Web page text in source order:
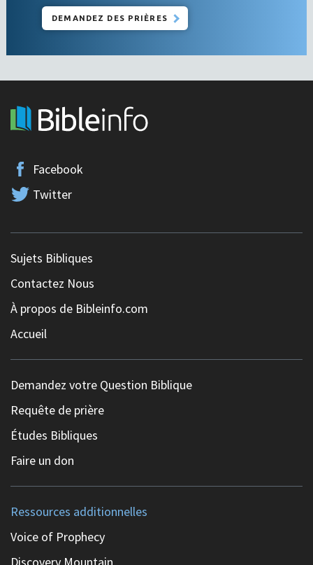
DEMANDEZ DES PRIÈRES
Facebook
Twitter
Sujets Bibliques
Contactez Nous
À propos de Bibleinfo.com
Accueil
Demandez votre Question Biblique
Requête de prière
Études Bibliques
Faire un don
Ressources additionnelles
Voice of Prophecy